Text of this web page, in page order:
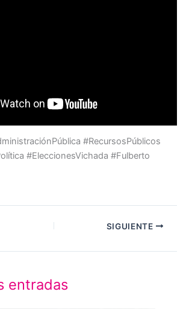
#RecursosPúblicos
#EleccionesVichada #Fulberto
SIGUIENTE
entradas